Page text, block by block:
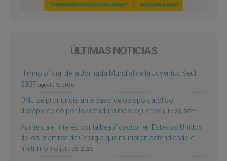
ÚLTIMAS NOTICIAS
Himno oficial de la Jornada Mundial de la Juventud Seúl
2027 agosto 3, 2026
ONU se pronuncia ante caso de obispo católico
desaparecido por la dictadura nicaragüense julio 25, 2026
Aumenta el interés por la beatificación en Estados Unidos
de los mártires de Georgia que murieron defendiendo el
matrimonio julio 25, 2026